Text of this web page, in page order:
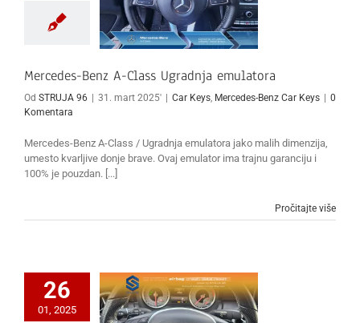
Ugradnja emulatora
Mercedes-Benz Car
Keys
Mercedes-Benz A-Class Ugradnja emulatora
Od STRUJA 96 31. mart 2025' Car Keys, Mercedes-Benz Car Keys
0
Komentara
Mercedes-Benz A-Class / Ugradnja emulatora jako malih dimenzija,
umesto kvarljive donje brave. Ovaj emulator ima trajnu garanciju i
100% je pouzdan. [...]
Pročitajte više
26
01, 2025
Mercedes-Benz A Class